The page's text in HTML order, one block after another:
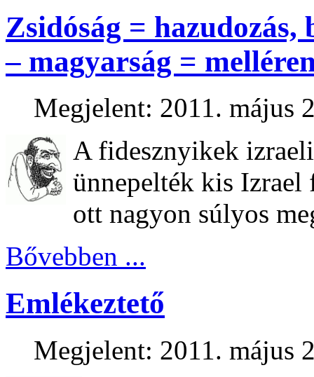
Zsidóság =
– magyarság =
Megjelent: 2011. május
A fidesznyikek
ünnepelték kis Izrael
ott nagyon súlyos
Bővebben ...
Emlékeztető
Megjelent: 2011. május